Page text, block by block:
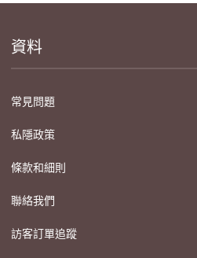
資料
常見問題
私隱政策
條款和細則
聯絡我們
訪客訂單追蹤